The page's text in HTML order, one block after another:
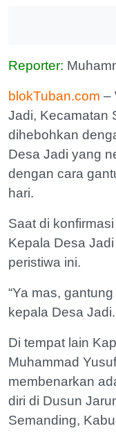
Reporter:
blokTuban.com –
Jadi, Kecamatan
dihebohkan
Desa Jadi yang
dengan cara
hari.
Saat di
Kepala Desa
peristiwa ini.
“Ya mas,
kepala Desa Jadi.
Di tempat lain
Muhammad
membenarkan
diri di Dusun
Semanding,